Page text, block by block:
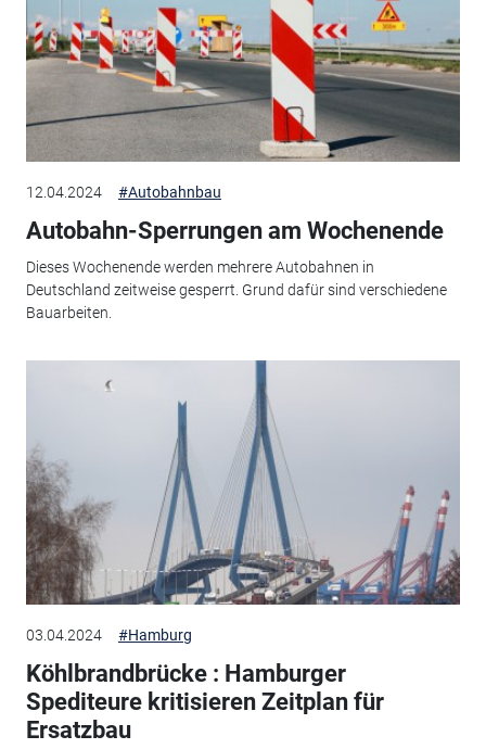
12.04.2024 #Autobahnbau
Autobahn-Sperrungen am Wochenende
Dieses Wochenende werden mehrere Autobahnen in
Deutschland zeitweise gesperrt. Grund dafür sind verschiedene
Bauarbeiten.
03.04.2024 #Hamburg
Köhlbrandbrücke : Hamburger
Spediteure kritisieren Zeitplan für
Ersatzbau